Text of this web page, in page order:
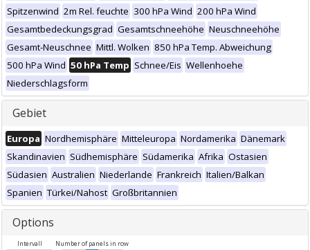
Spitzenwind 2m Rel. feuchte 300 hPa Wind 200 hPa Wind
Gesamtbedeckungsgrad Gesamtschneehöhe Neuschneehöhe
Gesamt-Neuschnee Mittl. Wolken 850 hPa Temp. Abweichung
500 hPa Wind 50 hPa Temp Schnee/Eis Wellenhoehe
Niederschlagsform
Gebiet
Europa Nordhemisphäre Mitteleuropa Nordamerika Dänemark
Skandinavien Südhemisphäre Südamerika Afrika Ostasien
Südasien Australien Niederlande Frankreich Italien/Balkan
Spanien Türkei/Nahost Großbritannien
Options
Intervall Number of panels in row